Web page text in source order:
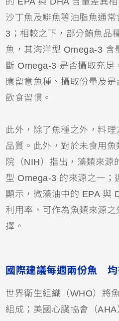
沙丁魚及鯡魚等油脂魚通
3；相較之下，部分鮪魚品
魚，其海洋型 Omega-3 含
斷 Omega-3 是否攝取充足
應留意魚種、攝取份量及
飲食習慣。
此外，除了魚種之外，料
品質。此外，對於未食用
院（NIH）指出，藻類來源
型 Omega-3 的來源之一；
顯示，微藻油中的 EPA 與
利用率，可作為魚類來源
擇。
國際建議每週兩份魚
世界衛生組織（WHO）將
組成；美國心臟協會（